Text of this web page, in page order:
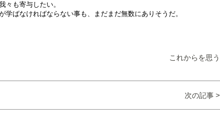
々も寄与したい。
学ばなければならない事も、まだまだ無数にありそうだ。
これからを思う
次の記事 >